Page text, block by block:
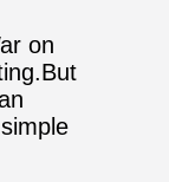
on